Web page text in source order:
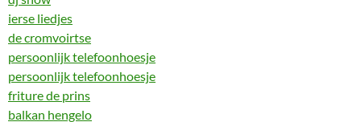
ierse liedjes
de cromvoirtse
persoonlijk telefoonhoesje
persoonlijk telefoonhoesje
friture de prins
balkan hengelo